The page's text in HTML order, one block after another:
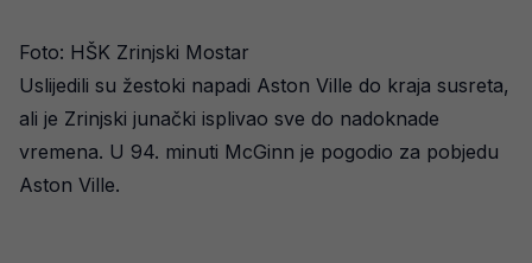
Foto: HŠK Zrinjski Mostar
Uslijedili su žestoki napadi Aston Ville do kraja susreta,
ali je Zrinjski junački isplivao sve do nadoknade
vremena. U 94. minuti McGinn je pogodio za pobjedu
Aston Ville.